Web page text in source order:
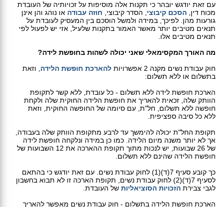
עם זאת יודגש יובהר כי תקנות אלה מוסיפות על זכויותיה של העובדת
מכוח דין, הסכם קיבוצי , הסדר קיבוצי, חוזה עבודה או נוהג והן אינן
גורעות מהן. לפיכך, במידה ולמשל הוסכם בין המעסיק לעובדת על
תנאים מטיבים יותר מאשר האמור בתקנות שלעיל, אזי יש לפעול לפי
תנאים מטיבים אלו.
מה האורך המקסימאלי שאני יכולה לשהות בחופשת לידה?
חוק עבודת נשים מקנה 2 אפשרויות
להארכת חופשת הלידה , וזאת
בתשלום או ללא תשלום:
הארכת חופשת לידה ללא תשלום - כל עובדת, ללא קשר לתקופת
הוותק שלה, זכאית להאריך את חופשת הלידה החוקית שלה ולקחת
חופשה ללא תשלום, חל"ת, עם סיומה של החופשה החוקית, וזאת
ללא כל סיבה ספציפית.
תקופת החל"ת יכולה להימשך עד לרבע מתקופת הוותק שלה בעבודה,
אך לא יותר משנה מיום הלידה. כמו כן במידה ונלקחה חופשת לידה
של 26 שבועות, יש לנכות מתוך תקופת ההארכה את 12 השבועות של
חופשת הלידה שהינם ללא תשלום.
כך קובע סעיף 7(ד)(1) לחוק עבודת נשים. עם זאת יודגש כי בהתאם
לסעיף 7(ד)(2) לחוק עבודת נשים, תקופת הארכה זו לא תבוא בחשבון
לגבי צבירת הזכויות הסוציאליות של העובדת.
הארכת חופשת הלידה בתשלום - חוק עבודת נשים מאפשר להאריך